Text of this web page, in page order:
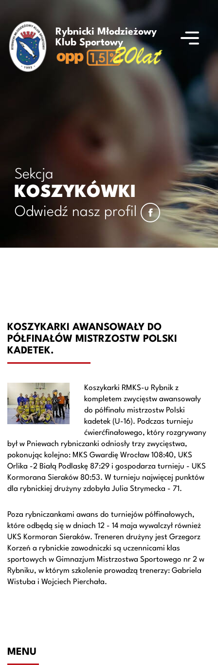
Rybnicki Młodzieżowy
Klub Sportowy
Sekcja
KOSZYKÓWKI
Odwiedź nasz profil
KOSZYKARKI AWANSOWAŁY DO
PÓŁFINAŁÓW MISTRZOSTW POLSKI
KADETEK.
Koszykarki RMKS-u Rybnik z
kompletem zwycięstw awansowały
do półfinału mistrzostw Polski
kadetek (U-16). Podczas turnieju
ćwierćfinałowego, który rozgrywany
był w Pniewach rybniczanki odniosły trzy zwycięstwa,
pokonując kolejno: MKS Gwardię Wrocław 108:40, UKS
Orlika -2 Białą Podlaskę 87:29 i gospodarza turnieju - UKS
Kormorana Sieraków 80:53. W turnieju najwięcej punktów
dla rybnickiej drużyny zdobyła Julia Strymecka - 71.
Poza rybniczankami awans do turniejów półfinałowych,
które odbędą się w dniach 12 - 14 maja wywalczył również
UKS Kormoran Sieraków. Treneren drużyny jest Grzegorz
Korzeń a rybnickie zawodniczki są uczennicami klas
sportowych w Gimnazjum Mistrzostwa Sportowego nr 2 w
Rybniku, w którym szkolenie prowadzą trenerzy: Gabriela
Wistuba i Wojciech Pierchała.
MENU